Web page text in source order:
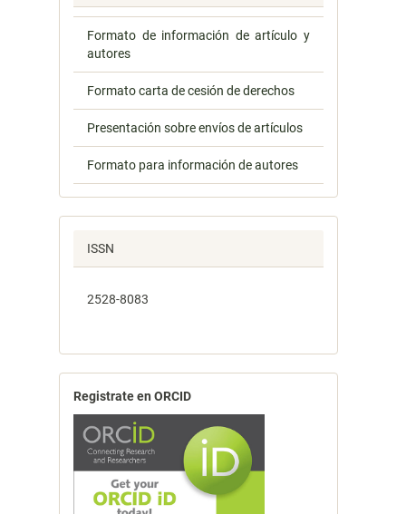
Formato de información de artículo y
autores
Formato carta de cesión de derechos
Presentación sobre envíos de artículos
Formato para información de autores
ISSN
2528-8083
Registrate en ORCID